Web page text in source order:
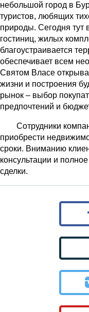
небольшой город в
туристов, любящих
природы. Сегодня тут
гостиниц, жилых
благоустраивается
обеспечивает всем
Святом Власе
жизни и построения
рынок – выбор
предпочтений и
Сотрудники
приобрести
сроки. Вниманию
консультации и
сделки.